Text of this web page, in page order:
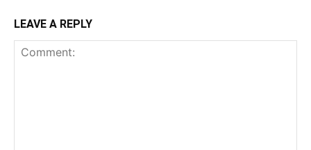
LEAVE A REPLY